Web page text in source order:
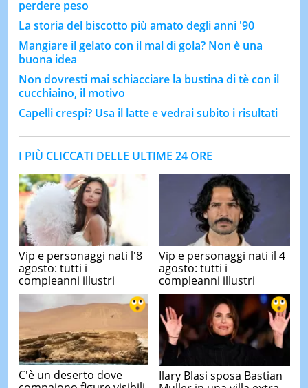
perdere peso
La storia del biscotto più amato degli anni '90
Mangiare il gelato con il mal di gola? Non è una
buona idea
Non dovresti mai schiacciare la bustina di tè con il
cucchiaino, il motivo
Capelli crespi? Usa il latte e vedrai subito i risultati
I PIÙ CLICCATI DELLE ULTIME 24 ORE
Vip e personaggi nati l'8
agosto: tutti i
compleanni illustri
Vip e personaggi nati il 4
agosto: tutti i
compleanni illustri
C'è un deserto dove
Ilary Blasi sposa Bastian